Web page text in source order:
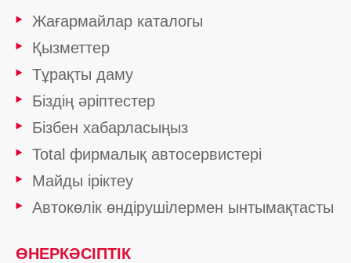
Жағармайлар каталогы
Қызметтер
Тұрақты даму
Біздің әріптестер
Бізбен хабарласыңыз
Total фирмалық автосервистері
Майды іріктеу
Автокөлік өндірушілермен ынтымақтасты
ӨНЕРКӘСІПТІК